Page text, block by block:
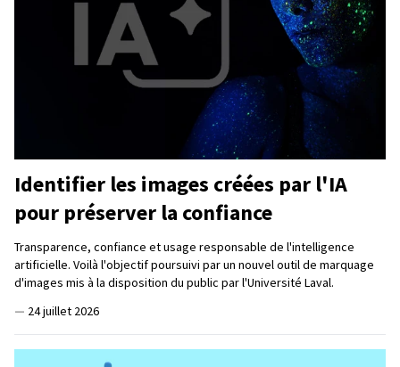
Identifier les images créées par l'IA
pour préserver la confiance
Transparence, confiance et usage responsable de l'intelligence
artificielle. Voilà l'objectif poursuivi par un nouvel outil de marquage
d'images mis à la disposition du public par l'Université Laval.
— 24 juillet 2026